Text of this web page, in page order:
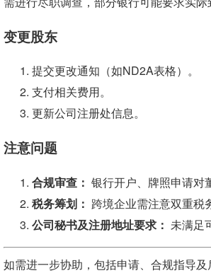
变更股东
提交更改通知（如ND2A表格）。
支付相关费用。
更新公司注册处信息。
注意问题
合规审查： 银行开户、牌照申请对
税务筹划： 跨境企业需注意双重税
公司秘书及注册地址要求： 未满足
如需进一步协助，包括申请、合规指导